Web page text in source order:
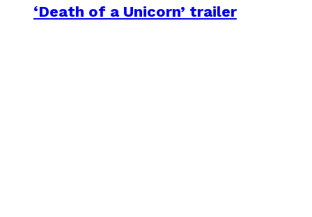
‘Death of a Unicorn’ trailer